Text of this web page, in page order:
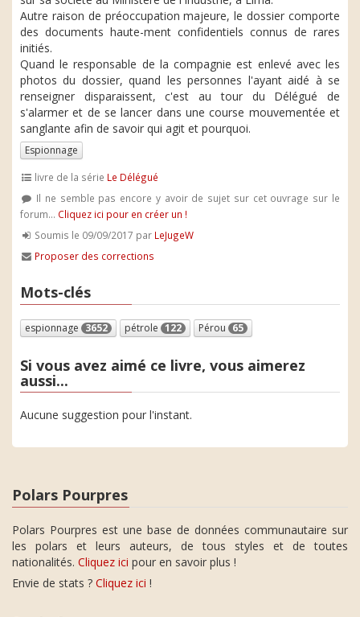
Autre raison de préoccupation majeure, le dossier comporte
des documents haute-ment confidentiels connus de rares
initiés.
Quand le responsable de la compagnie est enlevé avec les
photos du dossier, quand les personnes l'ayant aidé à se
renseigner disparaissent, c'est au tour du Délégué de
s'alarmer et de se lancer dans une course mouvementée et
sanglante afin de savoir qui agit et pourquoi.
Espionnage
livre de la série Le Délégué
Il ne semble pas encore y avoir de sujet sur cet ouvrage sur le
forum... Cliquez ici pour en créer un !
Soumis le 09/09/2017 par LeJugeW
Proposer des corrections
Mots-clés
espionnage 3652 pétrole 122 Pérou 65
Si vous avez aimé ce livre, vous aimerez
aussi...
Aucune suggestion pour l'instant.
Polars Pourpres
Polars Pourpres est une base de données communautaire sur
les polars et leurs auteurs, de tous styles et de toutes
nationalités. Cliquez ici pour en savoir plus !
Envie de stats ? Cliquez ici !